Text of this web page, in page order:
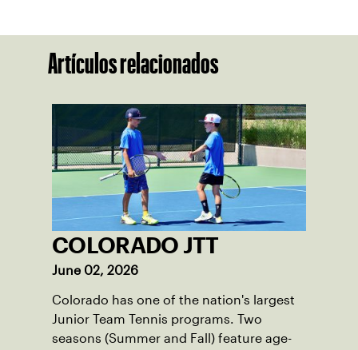
Artículos relacionados
COLORADO JTT
June 02, 2026
Colorado has one of the nation's largest
Junior Team Tennis programs. Two
seasons (Summer and Fall) feature age-